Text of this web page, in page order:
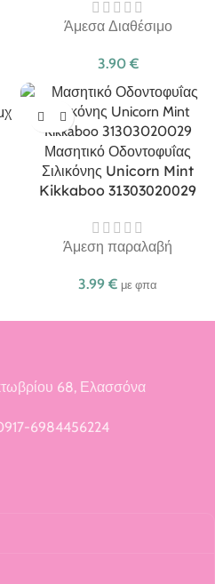
Άμεσα Διαθέσιμο
3.90 €
Μασητικό Οδοντοφυΐας
Σιλικόνης Unicorn Mint
Kikkaboo 31303020029
Άμεση παραλαβή
3.99 € με φπα
68, Ελασσόνα
6984456224